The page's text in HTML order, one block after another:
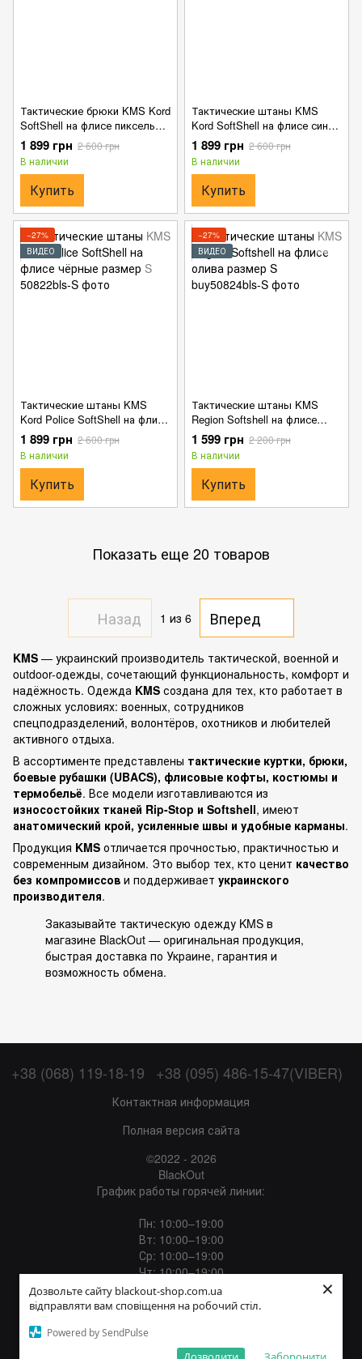
Дозвольте сайту blackout-shop.com.ua
відправляти вам сповіщення на робочий стіл.
Powered by SendPulse
×
Тактические брюки KMS Kord
SoftShell на флисе пиксель
размер S
1 899 грн 2 600 грн
В наличии
Купить
Тактические штаны KMS
Kord SoftShell на флисе синие
размер S
1 899 грн 2 600 грн
В наличии
Купить
−27%
ВИДЕО
Тактические штаны KMS
Kord Police SoftShell на флисе
чёрные размер S
1 899 грн 2 600 грн
В наличии
Купить
−27%
ВИДЕО
Тактические штаны KMS
Region Softshell на флисе
олива размер S
1 599 грн 2 200 грн
В наличии
Купить
Показать еще 20 товаров
Назад 1 из 6 Вперед
KMS — украинский производитель тактической, военной и
outdoor-одежды, сочетающий функциональность, комфорт и
надёжность. Одежда KMS создана для тех, кто работает в
сложных условиях: военных, сотрудников
спецподразделений, волонтёров, охотников и любителей
активного отдыха.
В ассортименте представлены тактические куртки, брюки,
боевые рубашки (UBACS), флисовые кофты, костюмы и
термобельё. Все модели изготавливаются из
износостойких тканей Rip-Stop и Softshell, имеют
анатомический крой, усиленные швы и удобные карманы.
Продукция KMS отличается прочностью, практичностью и
современным дизайном. Это выбор тех, кто ценит качество
без компромиссов и поддерживает украинского
производителя.
Заказывайте тактическую одежду KMS в
магазине BlackOut — оригинальная продукция,
быстрая доставка по Украине, гарантия и
возможность обмена.
+38 (068) 119-18-19 +38 (095) 486-15-47(VIBER)
Контактная информация
Полная версия сайта
©2022 - 2026
BlackOut
График работы горячей линии:
Пн: 10:00–19:00
Вт: 10:00–19:00
Ср: 10:00–19:00
Чт: 10:00–19:00
Пт: 10:00–19:00
Сб: 12:00–18:00
Рус